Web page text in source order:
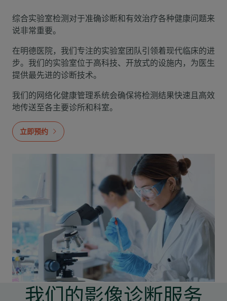
综合实验室检测对于准确诊断和有效治疗各种健康问题来
说非常重要。
在明德医院，我们专注的实验室团队引领着现代临床的进
步。我们的实验室位于高科技、开放式的设施内，为医生
提供最先进的诊断技术。
我们的网络化健康管理系统会确保将检测结果快速且高效
地传送至各主要诊所和科室。
立即预约
我们的影像诊断服务